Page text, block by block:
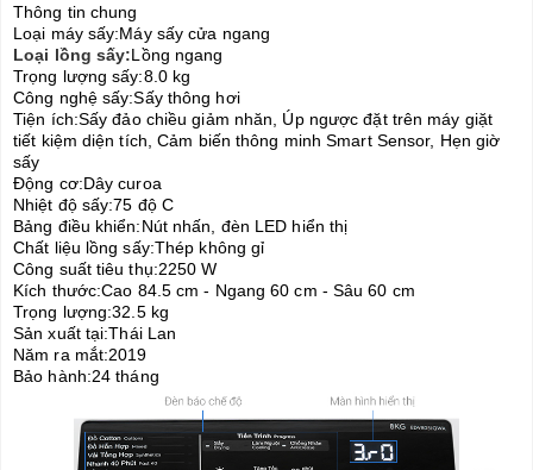
Thông tin chung
Loại máy sấy:Máy sấy cửa ngang
Loại lồng sấy:Lồng ngang
Trọng lượng sấy:8.0 kg
Công nghệ sấy:Sấy thông hơi
Tiện ích:Sấy đảo chiều giảm nhăn, Úp ngược đặt trên máy giặt
tiết kiệm diện tích, Cảm biến thông minh Smart Sensor, Hẹn giờ
sấy
Động cơ:Dây curoa
Nhiệt độ sấy:75 độ C
Bảng điều khiển:Nút nhấn, đèn LED hiển thị
Chất liệu lồng sấy:Thép không gỉ
Công suất tiêu thụ:2250 W
Kích thước:Cao 84.5 cm - Ngang 60 cm - Sâu 60 cm
Trọng lượng:32.5 kg
Sản xuất tại:Thái Lan
Năm ra mắt:2019
Bảo hành:24 tháng